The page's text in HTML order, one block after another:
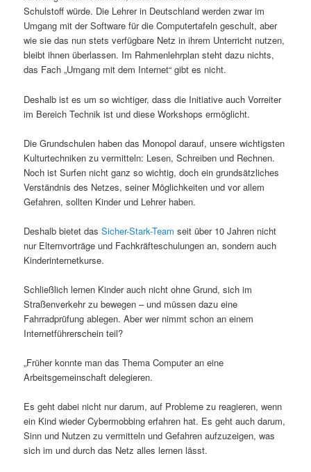
Schulstoff würde. Die Lehrer in Deutschland werden zwar im
Umgang mit der Software für die Computertafeln geschult, aber
wie sie das nun stets verfügbare Netz in ihrem Unterricht nutzen,
bleibt ihnen überlassen. Im Rahmenlehrplan steht dazu nichts,
das Fach „Umgang mit dem Internet“ gibt es nicht.
Deshalb ist es um so wichtiger, dass die Initiative auch Vorreiter
im Bereich Technik ist und diese Workshops ermöglicht.
Die Grundschulen haben das Monopol darauf, unsere wichtigsten
Kulturtechniken zu vermitteln: Lesen, Schreiben und Rechnen.
Noch ist Surfen nicht ganz so wichtig, doch ein grundsätzliches
Verständnis des Netzes, seiner Möglichkeiten und vor allem
Gefahren, sollten Kinder und Lehrer haben.
Deshalb bietet dasSicher-Stark-Team seit über 10 Jahren nicht
nur Elternvorträge und Fachkräfteschulungen an, sondern auch
Kinderinternetkurse.
Schließlich lernen Kinder auch nicht ohne Grund, sich im
Straßenverkehr zu bewegen – und müssen dazu eine
Fahrradprüfung ablegen. Aber wer nimmt schon an einem
Internetführerschein teil?
„Früher konnte man das Thema Computer an eine
Arbeitsgemeinschaft delegieren.
Es geht dabei nicht nur darum, auf Probleme zu reagieren, wenn
ein Kind wieder Cybermobbing erfahren hat. Es geht auch darum,
Sinn und Nutzen zu vermitteln und Gefahren aufzuzeigen, was
sich im und durch das Netz alles lernen lässt.